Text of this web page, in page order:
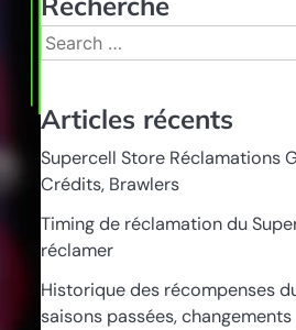
Search
for:
Articles récents
Supercell Store Réclamations
Crédits, Brawlers
Timing de réclamation du
réclamer
Historique des récompenses
saisons passées, changements